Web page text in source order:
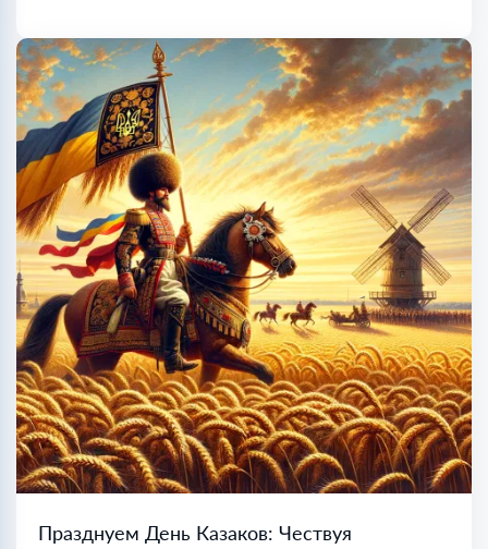
Празднуем День Казаков: Чествуя